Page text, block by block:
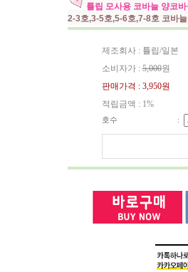
튤립 모사용 코바늘 양코
2-3호,3-5호,5-6호,7-8호 코바
제조회사 : 튤립/일본
소비자가 :5,000원
판매가격 : 3,950원
적립금액 : 1%
호수 :